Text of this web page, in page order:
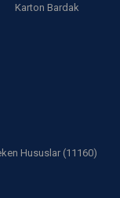
Karton Bardak
Hususlar (11160)